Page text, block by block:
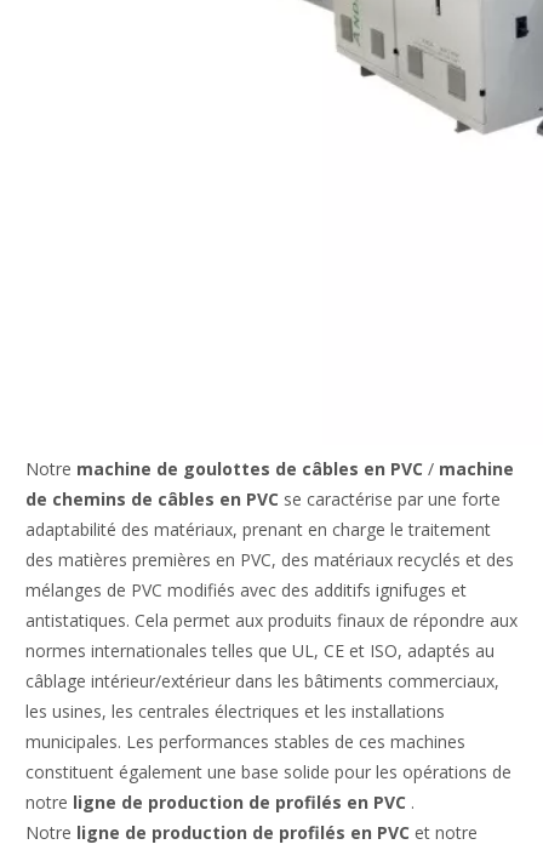
Notre machine de goulottes de câbles en PVC / machine
de chemins de câbles en PVC se caractérise par une forte
adaptabilité des matériaux, prenant en charge le traitement
des matières premières en PVC, des matériaux recyclés et des
mélanges de PVC modifiés avec des additifs ignifuges et
antistatiques. Cela permet aux produits finaux de répondre aux
normes internationales telles que UL, CE et ISO, adaptés au
câblage intérieur/extérieur dans les bâtiments commerciaux,
les usines, les centrales électriques et les installations
municipales. Les performances stables de ces machines
constituent également une base solide pour les opérations de
notre ligne de production de profilés en PVC .
Notre ligne de production de profilés en PVC et notre